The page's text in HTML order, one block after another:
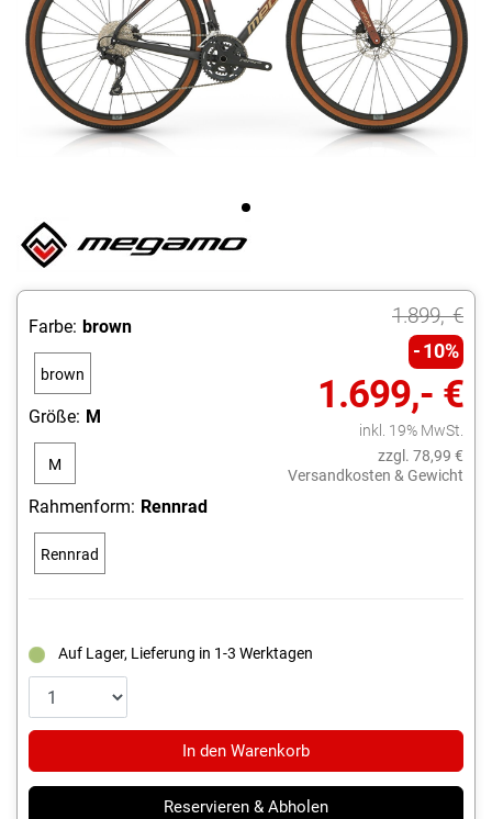
1.899,- €
10%
1.699,- €
inkl. 19% MwSt.
zzgl. 78,99 €
Versandkosten & Gewicht
Farbe: brown
brown
Größe: M
M
Rahmenform: Rennrad
Rennrad
Auf Lager, Lieferung in 1-3 Werktagen
In den Warenkorb
Reservieren & Abholen